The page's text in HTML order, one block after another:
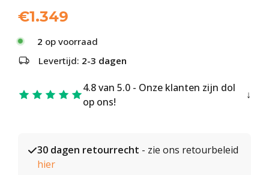
€1.349
2 op voorraad
Levertijd: 2-3 dagen
4.8 van 5.0 - Onze klanten zijn dol
op ons!
30 dagen retourrecht - zie ons retourbeleid
hier